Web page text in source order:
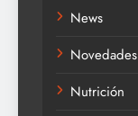
News
Novedades
Nutrición